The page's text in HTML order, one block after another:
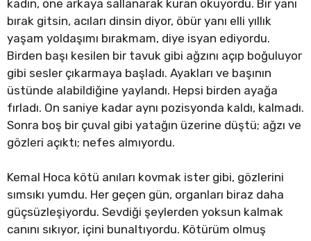
kadın, öne arkaya sallanarak kuran okuyordu. Bir yanı
bırak gitsin, acıları dinsin diyor, öbür yanı elli yıllık
yaşam yoldaşımı bırakmam, diye isyan ediyordu.
Birden başı kesilen bir tavuk gibi ağzını açıp boğuluyor
gibi sesler çıkarmaya başladı. Ayakları ve başının
üstünde alabildiğine yaylandı. Hepsi birden ayağa
fırladı. On saniye kadar aynı pozisyonda kaldı, kalmadı.
Sonra boş bir çuval gibi yatağın üzerine düştü; ağzı ve
gözleri açıktı; nefes almıyordu.
Kemal Hoca kötü anıları kovmak ister gibi, gözlerini
sımsıkı yumdu. Her geçen gün, organları biraz daha
güçsüzleşiyordu. Sevdiği şeylerden yoksun kalmak
canını sıkıyor, içini bunaltıyordu. Kötürüm olmuş